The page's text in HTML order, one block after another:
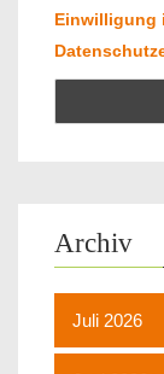
Einwilligung
Archiv
Juli 2026